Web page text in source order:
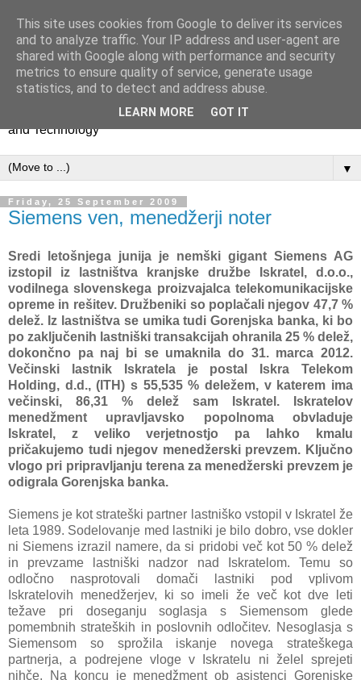
Competitive Analysis &
Foresight
Policy, Regulation and Strategy in Network Industries, Media
and Technology
▼
Friday, 25 September 2009
Siemens ven, menedžerji noter
Sredi letošnjega junija je nemški gigant Siemens AG
izstopil iz lastništva kranjske družbe Iskratel, d.o.o.,
vodilnega slovenskega proizvajalca telekomunikacijske
opreme in rešitev. Družbeniki so poplačali njegov 47,7 %
delež. Iz lastništva se umika tudi Gorenjska banka, ki bo
po zaključenih lastniški transakcijah ohranila 25 % delež,
dokončno pa naj bi se umaknila do 31. marca 2012.
Večinski lastnik Iskratela je postal Iskra Telekom
Holding, d.d., (ITH) s 55,535 % deležem, v katerem ima
večinski, 86,31 % delež sam Iskratel. Iskratelov
menedžment upravljavsko popolnoma obvladuje
Iskratel, z veliko verjetnostjo pa lahko kmalu
pričakujemo tudi njegov menedžerski prevzem. Ključno
vlogo pri pripravljanju terena za menedžerski prevzem je
odigrala Gorenjska banka.
Siemens je kot strateški partner lastniško vstopil v Iskratel že
leta 1989. Sodelovanje med lastniki je bilo dobro, vse dokler
ni Siemens izrazil namere, da si pridobi več kot 50 % delež
in prevzame lastniški nadzor nad Iskratelom. Temu so
odločno nasprotovali domači lastniki pod vplivom
Iskratelovih menedžerjev, ki so imeli že več kot dve leti
težave pri doseganju soglasja s Siemensom glede
pomembnih strateških in poslovnih odločitev. Nesoglasja s
Siemensom so sprožila iskanje novega strateškega
partnerja, a podrejene vloge v Iskratelu ni želel sprejeti
nihče. Na koncu je menedžment ob asistenci Gorenjske
This site uses cookies from Google to deliver its services
and to analyze traffic. Your IP address and user-agent are
shared with Google along with performance and security
metrics to ensure quality of service, generate usage
statistics, and to detect and address abuse.
LEARN MORE GOT IT